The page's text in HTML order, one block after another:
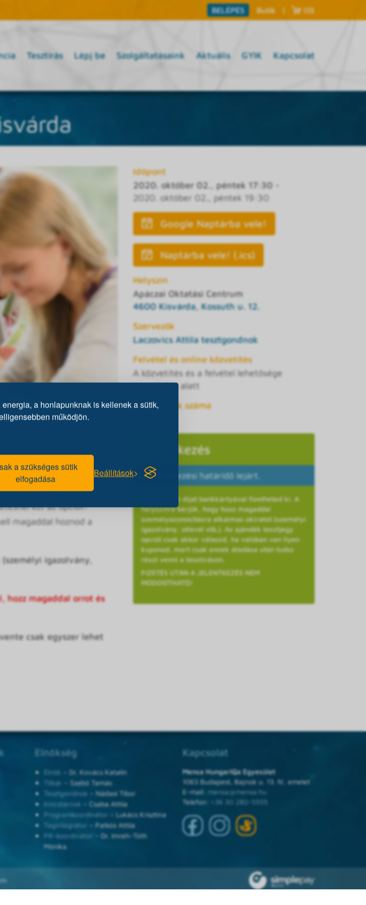
a honlapunknak is kellenek a sütik,
működjön.
a szükséges sütik
elfogadása
Beállítások
BELÉPÉS Butik | (0)
Tesztírás Lépj be Szolgáltatásaink Aktuális GYIK Kapcsolat
Tesztírás előtt
az intelligenciáról és a
előadáson is részt kell
jelenkezéskor.
ezt az opciót!
magaddal hoznod a
igazolvány,
magaddal orrot és
csak egyszer lehet
Időpont
2020. október 02., péntek 17:30
2020. október 02., péntek 19:30
Google Naptárba vele!
Naptárba vele! (.ics)
Helyszín
Apáczai Oktatási Centrum
4600 Kisvárda, Kossuth u. 12.
Szervezők
Laczovics Attila tesztgondnok
Felvétel és online közvetítés
A közvetítés és a felvétel lehetősége
egyeztetés alatt
Jelentkezők száma
Jelentkezés
A jelentkezési határidő lejárt.
A részvételi díjat bankkártyával fizetheted ki. A
helyszínre kérjük, hogy hozz magaddal
személyazonosításra alkalmas okiratot (személyi
igazolvány, útlevél stb.). Az ajándék tesztjegy
opciót csak akkor válaszd, ha valóban van ilyen
kuponod, mert csak ennek átadása után tudsz
részt venni a tesztíráson.
FIZETÉS UTÁN A JELENTKEZÉS NEM
MÓDOSÍTHATÓ!
Elnökség
Elnök – Dr. Kovács Katalin
Titkár – Szabó Tamás
Tesztgondnok – Nádasi Tibor
Kincstárnok – Csaba Attila
Programkoordinátor – Lukács Krisztina
Tagintegrátor – Patkós Attila
PR-koordinátor – Dr. Imreh-Tóth
Mónika
Kapcsolat
Mensa HungarIQa Egyesület
1063 Budapest, Bajnok u. 13. IV. emelet
E-mail: mensa@mensa.hu
Telefon:
+36 30 280-5555